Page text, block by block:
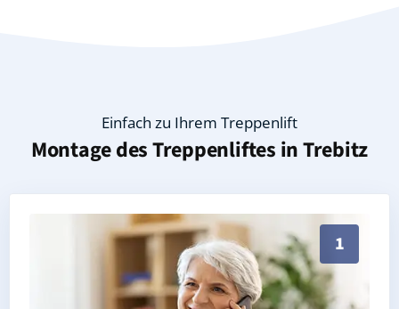
Einfach zu Ihrem Treppenlift
Montage des Treppenliftes inTrebitz
1
Persönliche Treppenlift-Beratung in Trebitz 06909